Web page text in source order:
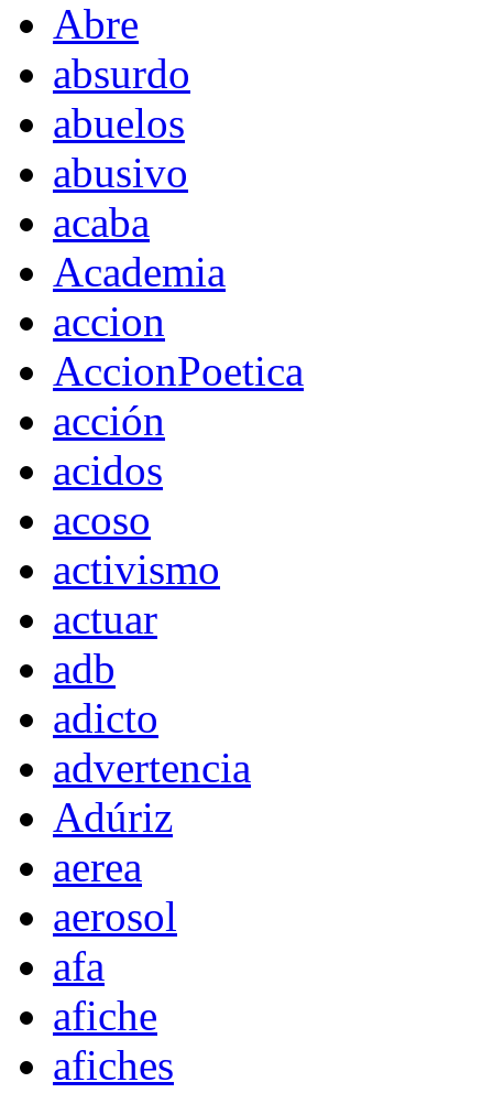
Abre
absurdo
abuelos
abusivo
acaba
Academia
accion
AccionPoetica
acción
acidos
acoso
activismo
actuar
adb
adicto
advertencia
Adúriz
aerea
aerosol
afa
afiche
afiches